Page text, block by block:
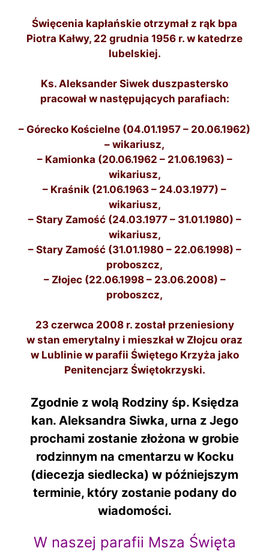
Święcenia kapłańskie otrzymał z rąk bpa
Piotra Kałwy, 22 grudnia 1956 r. w katedrze
lubelskiej.
Ks. Aleksander Siwek duszpastersko
pracował w następujących parafiach:
– Górecko Kościelne (04.01.1957 – 20.06.1962)
– wikariusz,
– Kamionka (20.06.1962 – 21.06.1963) –
wikariusz,
– Kraśnik (21.06.1963 – 24.03.1977) –
wikariusz,
– Stary Zamość (24.03.1977 – 31.01.1980) –
wikariusz,
– Stary Zamość (31.01.1980 – 22.06.1998) –
proboszcz,
– Złojec (22.06.1998 – 23.06.2008) –
proboszcz,
23 czerwca 2008 r. został przeniesiony
w stan emerytalny i mieszkał w Złojcu oraz
w Lublinie w parafii Świętego Krzyża jako
Penitencjarz Świętokrzyski.
Zgodnie z wolą Rodziny śp. Księdza
kan. Aleksandra Siwka, urna z Jego
prochami zostanie złożona w grobie
rodzinnym na cmentarzu w Kocku
(diecezja siedlecka) w późniejszym
terminie, który zostanie podany do
wiadomości.
W naszej parafii Msza Święta